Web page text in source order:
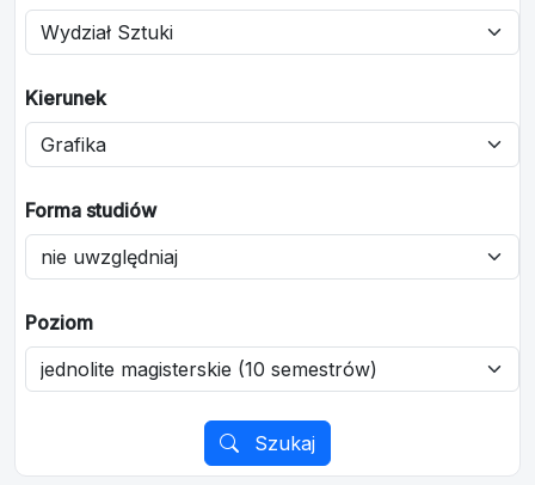
Kierunek
Forma studiów
Poziom
Szukaj